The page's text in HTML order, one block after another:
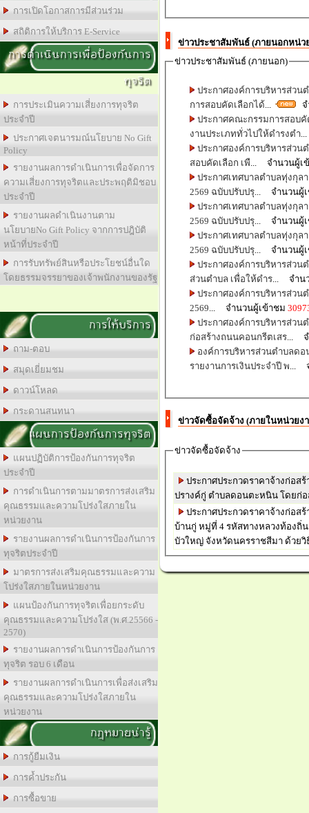
การเปิดโอกาสการมีส่วนร่วม
สถิติการให้บริการ E-Service
การดำเนินการเพื่อป้องกันการ
ทุจริต
การประเมินความเสี่ยงการทุจริต
ประจำปี
ประกาศเจตนารมณ์นโยบาย No Gift
Policy
รายงานผลการดำเนินการเพื่อจัดการ
ความเสี่ยงการทุจริตและประพฤติมิชอบ
ประจำปี
รายงานผลดำเนินงานตาม
นโยบายNo Gift Policy จากการปฎิบัติ
หน้าที่ประจำปี
การรับทรัพย์สินหรือประโยชน์อื่นใด
โดยธรรมจรรยาของเจ้าพนักงานของรัฐ
การให้บริการ
ถาม-ตอบ
สมุดเยี่ยมชม
ดาวน์โหลด
กระดานสนทนา
แผนการป้องกันการทุจริต
แผนปฏิบัติการป้องกันการทุจริต
ประจำปี
การดำเนินการตามมาตรการส่งเสริม
คุณธรรมและความโปร่งใสภายใน
หน่วยงาน
รายงานผลการดำเนินการป้องกันการ
ทุจริตประจำปี
มาตรการส่งเสริมคุณธรรมและความ
โปร่งใสภายในหน่วยงาน
แผนป้องกันการทุจริตเพื่อยกระดับ
คุณธรรมและความโปร่งใส (พ.ศ.25566 -
2570)
รายงานผลการดำเนินการป้องกันการ
ทุจริต รอบ 6 เดือน
รายงานผลการดำเนินการเพื่อส่งเสริม
คุณธรรมและความโปร่งใสภายใน
หน่วยงาน
กฎหมายน่ารู้
การกู้ยืมเงิน
การค้ำประกัน
การซื้อขาย
ข่าวประชาสัมพันธ์ (ภายนอกหน่ว
ข่าวประชาสัมพันธ์ (ภายนอก)
ประกาศองค์การบริหารส่วน
การสอบคัดเลือกได้...
จ
ประกาศคณะกรรมการสอบ
งานประเภททั่วไปให้ดำรงตำ
ประกาศองค์การบริหารส่วน
สอบคัดเลือก เพื ... จำนวนผู้เ
ประกาศเทศบาลตำบลทุ่งกุล
2569 ฉบับปรับปรุ... จำนวนผู้
ประกาศเทศบาลตำบลทุ่งกุล
2569 ฉบับปรับปรุ... จำนวนผู้
ประกาศเทศบาลตำบลทุ่งกุล
2569 ฉบับปรับปรุ... จำนวนผู้
ประกาศองค์การบริหารส่วน
ส่วนตำบล เพื่อให้ดำร... จำน
ประกาศองค์การบริหารส่วน
2569 ... จำนวนผู้เข้าชม
ประกาศองค์การบริหารส่วน
ก่อสร้างถนนคอนกรีตเสร... จ
องค์การบริหารส่วนตำบลด
รายงานการเงินประจำปี พ ...
ข่าวจัดซื้อจัดจ้าง (ภายในหน่วยง
ข่าวจัดซื้อจัดจ้าง
ประกาศประกวดราคาจ้างก่อ
ปรางค์กู่ ตำบลดอนตะหนิน โดยก่อ
ประกาศประกวดราคาจ้างก่อส
บ้านกู่ หมู่ที่ 4 รหัสทางหลวงท้องถิ่
บัวใหญ่ จังหวัดนครราชสีมา ด้วยวิ